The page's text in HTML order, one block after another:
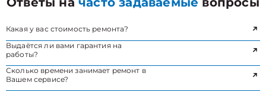
Какая у вас стоимость ремонта?
Выдаётся ли вами гарантия на
работы?
Сколько времени занимает ремонт в
Вашем сервисе?